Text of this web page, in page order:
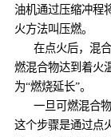
油机通过压缩冲程
火方法叫压燃。
在点火后，混合
燃混合物达到着火
为“燃烧延长”。
一旦可燃混合物
这个步骤是通过点